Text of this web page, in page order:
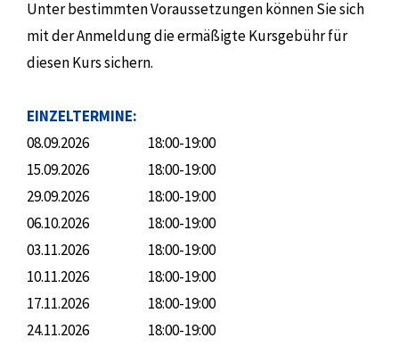
Unter bestimmten Voraussetzungen können Sie sich
mit der Anmeldung die ermäßigte Kursgebühr für
diesen Kurs sichern.
EINZELTERMINE:
08.09.2026
18:00-19:00
15.09.2026
18:00-19:00
29.09.2026
18:00-19:00
06.10.2026
18:00-19:00
03.11.2026
18:00-19:00
10.11.2026
18:00-19:00
17.11.2026
18:00-19:00
24.11.2026
18:00-19:00